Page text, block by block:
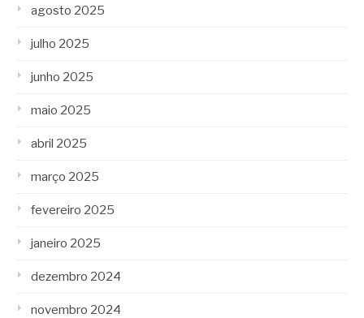
agosto 2025
julho 2025
junho 2025
maio 2025
abril 2025
março 2025
fevereiro 2025
janeiro 2025
dezembro 2024
novembro 2024